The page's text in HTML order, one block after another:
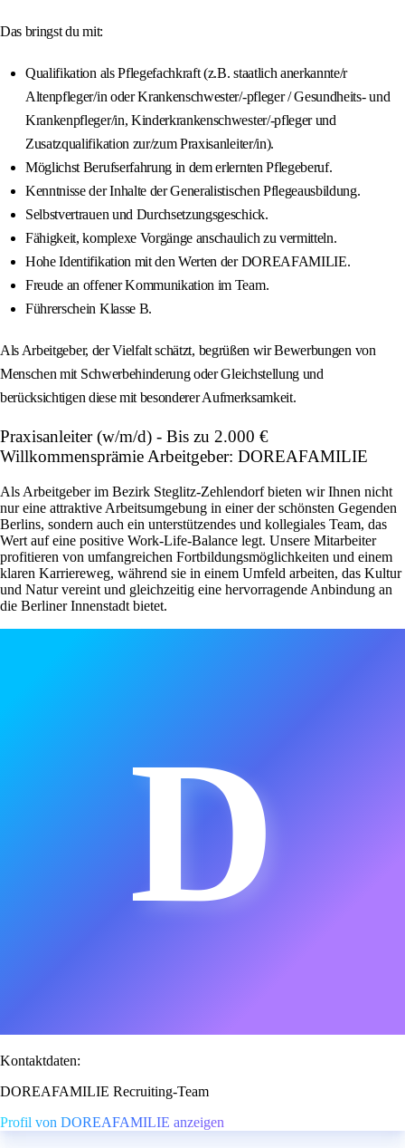
Das bringst du mit:
Qualifikation als Pflegefachkraft (z.B. staatlich anerkannte/r
Altenpfleger/in oder Krankenschwester/-pfleger / Gesundheits- und
Krankenpfleger/in, Kinderkrankenschwester/-pfleger und
Zusatzqualifikation zur/zum Praxisanleiter/in).
Möglichst Berufserfahrung in dem erlernten Pflegeberuf.
Kenntnisse der Inhalte der Generalistischen Pflegeausbildung.
Selbstvertrauen und Durchsetzungsgeschick.
Fähigkeit, komplexe Vorgänge anschaulich zu vermitteln.
Hohe Identifikation mit den Werten der DOREAFAMILIE.
Freude an offener Kommunikation im Team.
Führerschein Klasse B.
Als Arbeitgeber, der Vielfalt schätzt, begrüßen wir Bewerbungen von
Menschen mit Schwerbehinderung oder Gleichstellung und
berücksichtigen diese mit besonderer Aufmerksamkeit.
Praxisanleiter (w/m/d) - Bis zu 2.000 €
Willkommensprämie Arbeitgeber: DOREAFAMILIE
Als Arbeitgeber im Bezirk Steglitz-Zehlendorf bieten wir Ihnen nicht
nur eine attraktive Arbeitsumgebung in einer der schönsten Gegenden
Berlins, sondern auch ein unterstützendes und kollegiales Team, das
Wert auf eine positive Work-Life-Balance legt. Unsere Mitarbeiter
profitieren von umfangreichen Fortbildungsmöglichkeiten und einem
klaren Karriereweg, während sie in einem Umfeld arbeiten, das Kultur
und Natur vereint und gleichzeitig eine hervorragende Anbindung an
die Berliner Innenstadt bietet.
D
Kontaktdaten:
DOREAFAMILIE Recruiting-Team
Profil von DOREAFAMILIE anzeigen